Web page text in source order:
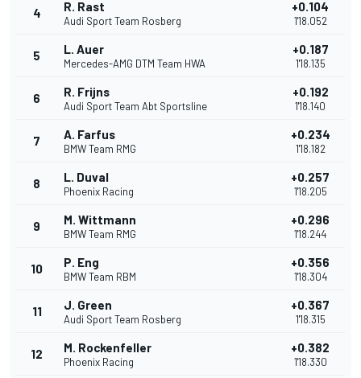
4 R. Rast
Audi Sport Team Rosberg
+0.104
1'18.052
5 L. Auer
Mercedes-AMG DTM Team HWA
+0.187
1'18.135
6 R. Frijns
Audi Sport Team Abt Sportsline
+0.192
1'18.140
7 A. Farfus
BMW Team RMG
+0.234
1'18.182
8 L. Duval
Phoenix Racing
+0.257
1'18.205
9 M. Wittmann
BMW Team RMG
+0.296
1'18.244
10 P. Eng
BMW Team RBM
+0.356
1'18.304
11 J. Green
Audi Sport Team Rosberg
+0.367
1'18.315
12 M. Rockenfeller
Phoenix Racing
+0.382
1'18.330